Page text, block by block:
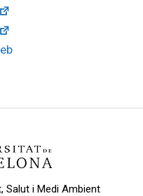
Salut i Medi Ambient